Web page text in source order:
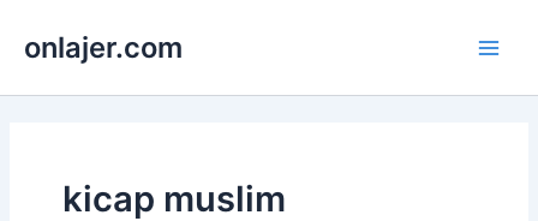
onlajer.com
kicap muslim